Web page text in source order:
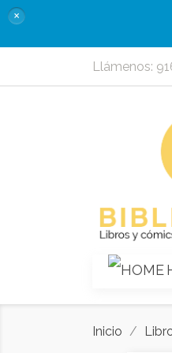
×
Llámenos:
Inicio